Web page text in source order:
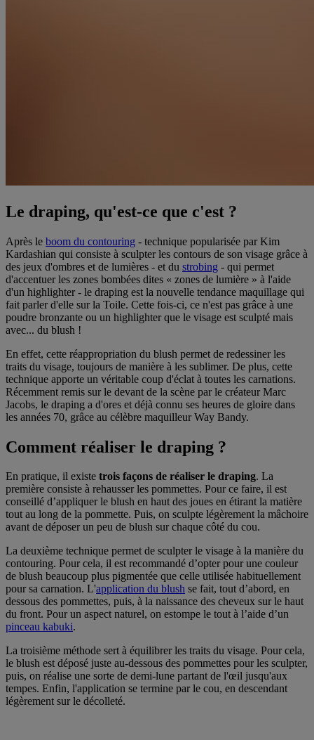
Le draping, qu'est-ce que c'est ?
Après le boom du contouring - technique popularisée par Kim
Kardashian qui consiste à sculpter les contours de son visage grâce à
des jeux d'ombres et de lumières - et du strobing - qui permet
d'accentuer les zones bombées dites « zones de lumière » à l'aide
d'un highlighter - le draping est la nouvelle tendance maquillage qui
fait parler d'elle sur la Toile. Cette fois-ci, ce n'est pas grâce à une
poudre bronzante ou un highlighter que le visage est sculpté mais
avec... du blush !
En effet, cette réappropriation du blush permet de redessiner les
traits du visage, toujours de manière à les sublimer. De plus, cette
technique apporte un véritable coup d'éclat à toutes les carnations.
Récemment remis sur le devant de la scène par le créateur Marc
Jacobs, le draping a d'ores et déjà connu ses heures de gloire dans
les années 70, grâce au célèbre maquilleur Way Bandy.
Comment réaliser le draping ?
En pratique, il existe trois façons de réaliser le draping. La
première consiste à rehausser les pommettes. Pour ce faire, il est
conseillé d’appliquer le blush en haut des joues en étirant la matière
tout au long de la pommette. Puis, on sculpte légèrement la mâchoire
avant de déposer un peu de blush sur chaque côté du cou.
La deuxième technique permet de sculpter le visage à la manière du
contouring. Pour cela, il est recommandé d’opter pour une couleur
de blush beaucoup plus pigmentée que celle utilisée habituellement
pour sa carnation. L'application du blush se fait, tout d’abord, en
dessous des pommettes, puis, à la naissance des cheveux sur le haut
du front. Pour un aspect naturel, on estompe le tout à l’aide d’un
pinceau kabuki.
La troisième méthode sert à équilibrer les traits du visage. Pour cela,
le blush est déposé juste au-dessous des pommettes pour les sculpter,
puis, on réalise une sorte de demi-lune partant de l'œil jusqu'aux
tempes. Enfin, l'application se termine par le cou, en descendant
légèrement sur le décolleté.